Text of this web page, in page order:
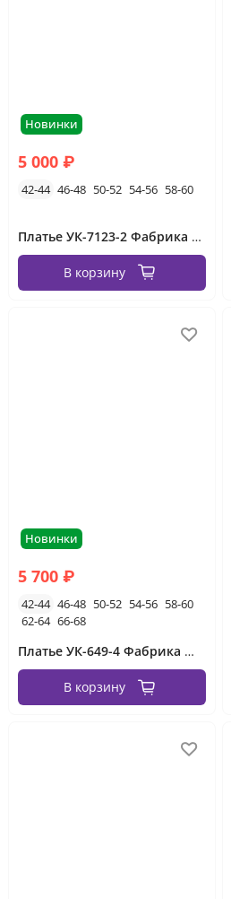
Новинки
5 000 ₽
42-44 46-48 50-52 54-56 58-60
Платье УК-7123-2 Фабрика Моды
В корзину
Новинки
5 700 ₽
42-44 46-48 50-52 54-56 58-60
62-64 66-68
Платье УК-649-4 Фабрика Моды
В корзину